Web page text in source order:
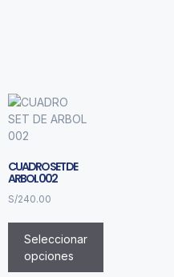
CUADRO SET DE
ARBOL 002
S/240.00
Seleccionar
opciones